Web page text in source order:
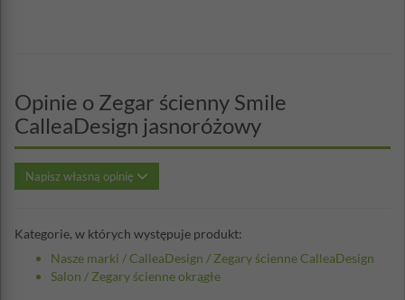
Opinie o Zegar ścienny Smile
CalleaDesign jasnoróżowy
Napisz własną opinię
Kategorie, w których występuje produkt:
Nasze marki /CalleaDesign / Zegary ścienne CalleaDesign
Salon / Zegary ścienne okrągłe